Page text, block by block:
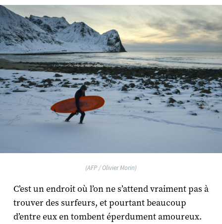
(AFP / Olivier Morin)
C’est un endroit où l’on ne s’attend vraiment pas à
trouver des surfeurs, et pourtant beaucoup
d’entre eux en tombent éperdument amoureux.